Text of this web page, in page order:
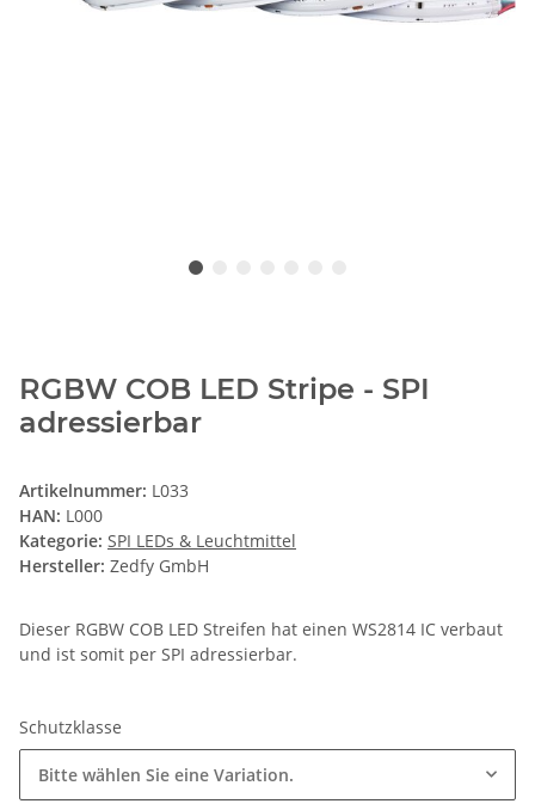
RGBW COB LED Stripe - SPI
adressierbar
Artikelnummer: L033
HAN: L000
Kategorie: SPI LEDs & Leuchtmittel
Hersteller: Zedfy GmbH
Dieser RGBW COB LED Streifen hat einen WS2814 IC verbaut
und ist somit per SPI adressierbar.
Schutzklasse
Bitte wählen Sie eine Variation.